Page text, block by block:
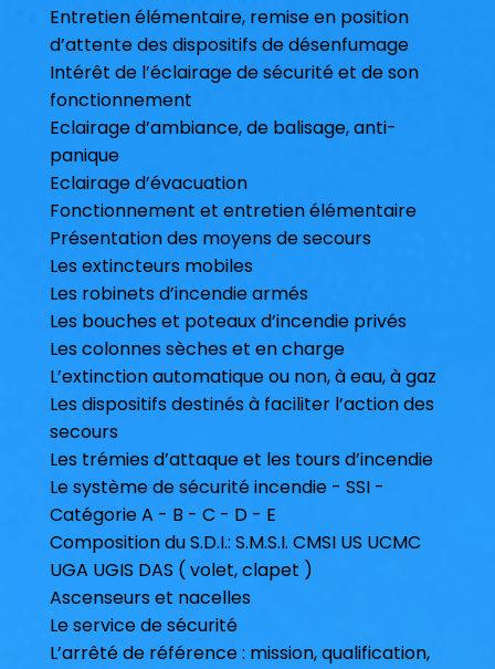
Entretien élémentaire, remise en position
d’attente des dispositifs de désenfumage
Intérêt de l’éclairage de sécurité et de son
fonctionnement
Eclairage d’ambiance, de balisage, anti-
panique
Eclairage d’évacuation
Fonctionnement et entretien élémentaire
Présentation des moyens de secours
Les extincteurs mobiles
Les robinets d’incendie armés
Les bouches et poteaux d’incendie privés
Les colonnes sèches et en charge
L’extinction automatique ou non, à eau, à gaz
Les dispositifs destinés à faciliter l’action des
secours
Les trémies d’attaque et les tours d’incendie
Le système de sécurité incendie - SSI -
Catégorie A - B - C - D - E
Composition du S.D.I.: S.M.S.I. CMSI US UCMC
UGA UGIS DAS ( volet, clapet )
Ascenseurs et nacelles
Le service de sécurité
L’arrêté de référence : mission, qualification,